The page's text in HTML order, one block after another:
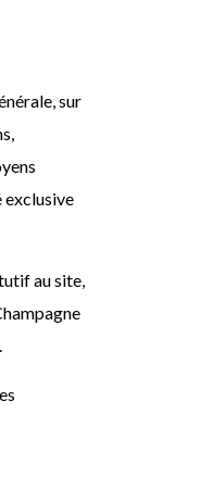
sur
exclusive
au site,